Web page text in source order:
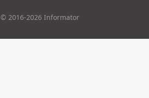
© 2016-2026 Informator